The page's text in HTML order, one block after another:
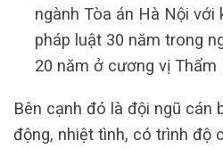
ngành Tòa án Hà Nội với
pháp luật 30 năm trong
20 năm ở cương vị Thẩm
Bên cạnh đó là đội ngũ cán
động, nhiệt tình, có trình độ